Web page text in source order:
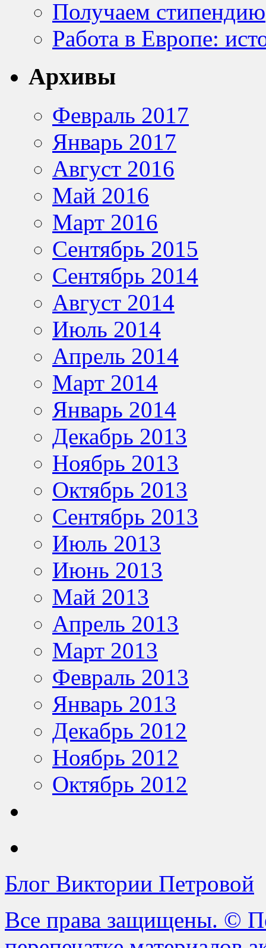
Получаем стипендию
Работа в Европе:
Архивы
Февраль 2017
Январь 2017
Август 2016
Май 2016
Март 2016
Сентябрь 2015
Сентябрь 2014
Август 2014
Июль 2014
Апрель 2014
Март 2014
Январь 2014
Декабрь 2013
Ноябрь 2013
Октябрь 2013
Сентябрь 2013
Июль 2013
Июнь 2013
Май 2013
Апрель 2013
Март 2013
Февраль 2013
Январь 2013
Декабрь 2012
Ноябрь 2012
Октябрь 2012
Блог Виктории Петровой
Все права защищены. ©